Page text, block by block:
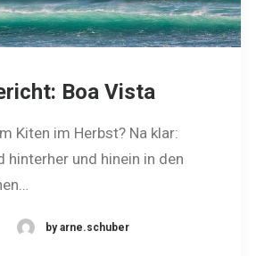
Boa Vista
Kiten im Herbst? Na klar:
hinterher und hinein in den
by arne.schuber